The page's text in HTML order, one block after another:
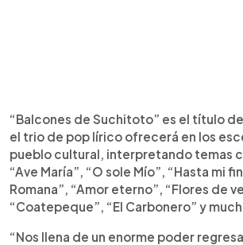
“Balcones de Suchitoto” es el título
el trio de pop lírico ofrecerá en los
pueblo cultural, interpretando temas
“Ave María”, “O sole Mío”, “Hasta mi
Romana”, “Amor eterno”, “Flores de
“Coatepeque”, “El Carbonero” y
“Nos llena de un enorme poder